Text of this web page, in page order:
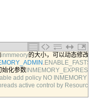
inmmeory的大小，可以动态修改。
.
始化参数
add policy NO INMEMORY
active control by Resource